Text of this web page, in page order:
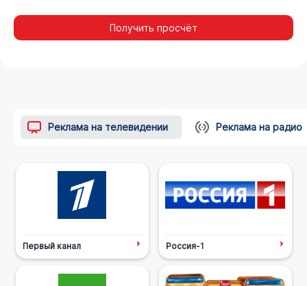
Получить просчёт
Реклама на телевидении Реклама на радио
Первый канал Россия-1